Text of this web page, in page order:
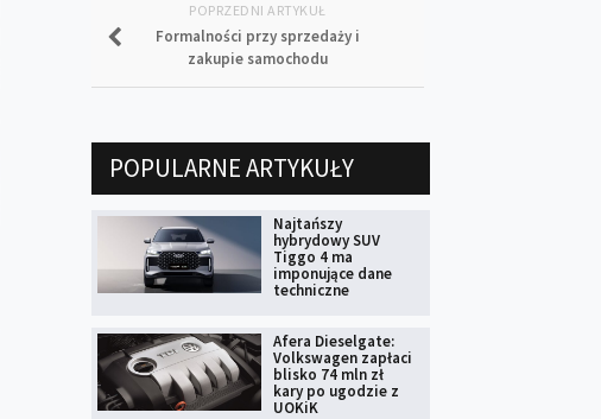
POPRZEDNI ARTYKUŁ
Formalności przy sprzedaży i
zakupie samochodu
POPULARNE ARTYKUŁY
Najtańszy
hybrydowy SUV
Tiggo 4 ma
imponujące dane
techniczne
Afera Dieselgate:
Volkswagen zapłaci
blisko 74 mln zł
kary po ugodzie z
UOKiK